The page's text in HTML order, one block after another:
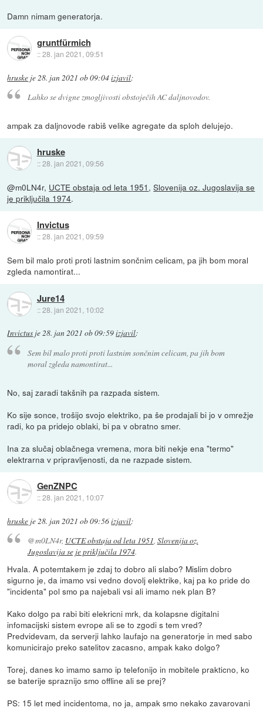
Damn nimam generatorja.
gruntfürmich
::28. jan 2021, 09:51
hruske je 28. jan 2021 ob 09:04izjavil:
Lahko se dvigne zmogljivosti obstoječih AC daljnovodov.
ampak za daljnovode rabiš velike agregate da sploh delujejo.
hruske
::28. jan 2021, 09:56
@m0LN4r, UCTE obstaja od leta 1951 ,Slovenija oz. Jugoslavija se
je priključila 1974.
Invictus
::28. jan 2021, 09:59
Sem bil malo proti proti lastnim sončnim celicam, pa jih bom moral
zgleda namontirat...
Jure14
::28. jan 2021, 10:02
Invictus je28. jan 2021 ob 09:59izjavil:
Sem bil malo proti proti lastnim sončnim celicam, pa jih bom
moral zgleda namontirat...
No, saj zaradi takšnih pa razpada sistem.
Ko sije sonce, trošijo svojo elektriko, pa še prodajali bi jo v omrežje
radi, ko pa pridejo oblaki, bi pa v obratno smer.
Ina za slučaj oblačnega vremena, mora biti nekje ena "termo"
elektrarna v pripravljenosti, da ne razpade sistem.
GenZNPC
::28. jan 2021, 10:07
hruske je28. jan 2021 ob 09:56izjavil:
@m0LN4r, UCTE obstaja od leta 1951, Slovenija oz.
Jugoslavija se je priključila 1974.
Hvala. A potemtakem je zdaj to dobro ali slabo? Mislim dobro
sigurno je, da imamo vsi vedno dovolj elektrike, kaj pa ko pride do
"incidenta" pol smo pa najebali vsi ali imamo nek plan B?
Kako dolgo pa rabi biti elekricni mrk, da kolapsne digitalni
infomacijski sistem evrope ali se to zgodi s tem vred?
Predvidevam, da serverji lahko laufajo na generatorje in med sabo
komunicirajo preko satelitov zacasno, ampak kako dolgo?
Torej, danes ko imamo samo ip telefonijo in mobitele prakticno, ko
se baterije spraznijo smo offline ali se prej?
PS: 15 let med incidentoma, no ja, ampak smo nekako zavarovani